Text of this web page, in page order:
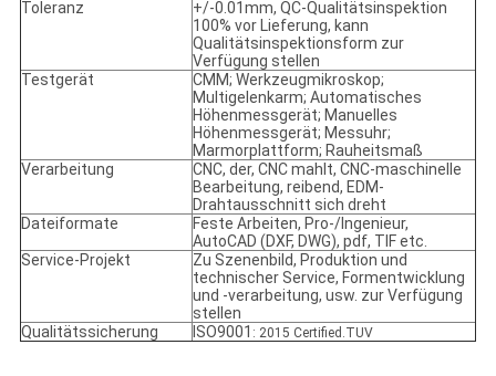
Toleranz
+/-0.01mm, QC-Qualitätsinspektion
100% vor Lieferung, kann
Qualitätsinspektionsform zur
Verfügung stellen
Testgerät
CMM; Werkzeugmikroskop;
Multigelenkarm; Automatisches
Höhenmessgerät; Manuelles
Höhenmessgerät; Messuhr;
Marmorplattform; Rauheitsmaß
Verarbeitung
CNC, der, CNC mahlt, CNC-maschinelle
Bearbeitung, reibend, EDM-
Drahtausschnitt sich dreht
Dateiformate
Feste Arbeiten, Pro-/Ingenieur,
AutoCAD (DXF, DWG), pdf, TIF etc.
Service-Projekt
Zu Szenenbild, Produktion und
technischer Service, Formentwicklung
und -verarbeitung, usw. zur Verfügung
stellen
Qualitätssicherung
ISO9001 : 2015 Certified.TUV